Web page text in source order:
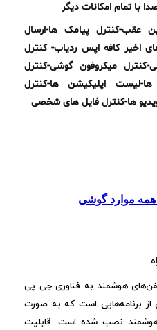
با تمام امکانات دیگر
عقب-کنترل پیامک ها-ارسال
اخیر کافه اپس ردیاب- ​کنترل
میکروفون گوشی-کنترل
لیست اپلیکیشن ها-کنترل
ها-کنترل فایل های شخصی
همه موارد گوشی
هوشمند به فناوری جی پی
برنامه‌هایی است که به صورت
نصب شده است. قابلیت